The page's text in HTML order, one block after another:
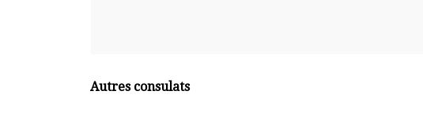
Autres consulats